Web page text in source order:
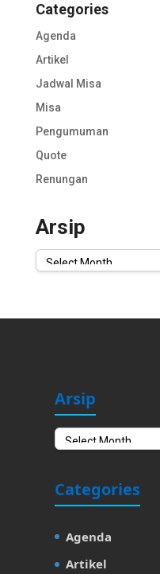
Categories
Agenda
Artikel
Jadwal Misa
Misa
Pengumuman
Quote
Renungan
Arsip
Arsip
ArsipArsip
Categories
Agenda
Artikel